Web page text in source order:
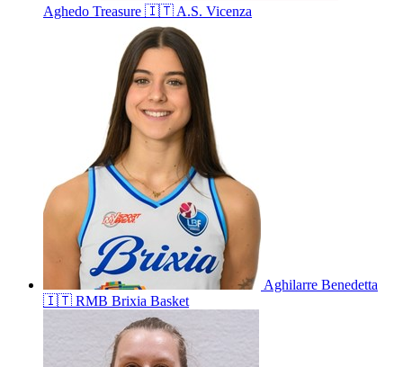
Aghedo Treasure 🇮🇹A.S. Vicenza
Aghilarre Benedetta
🇮🇹 RMB Brixia Basket